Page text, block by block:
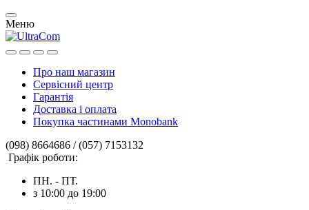
Меню
Про наш магазин
Сервісний центр
Гарантія
Доставка і оплата
Покупка частинами Monobank
(098) 8664686 / (057) 7153132
Графік роботи:
ПН. - ПТ.
з 10:00 до 19:00